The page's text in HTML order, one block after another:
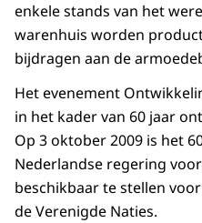
enkele stands van het
warenhuis worden
bijdragen aan de
Het evenement
in het kader van 60 jaar
Op 3 oktober 2009 is het
Nederlandse regering
beschikbaar te stellen
de Verenigde Naties.